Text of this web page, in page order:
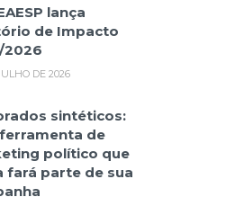
lança
de Impacto
2026
DE 2026
sintéticos:
de
político que
fará parte de sua